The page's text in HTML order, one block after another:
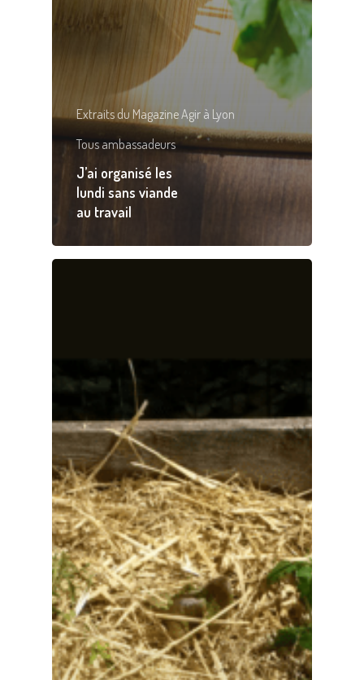
Extraits du Magazine Agir à Lyon
Tous ambassadeurs
J’ai organisé les
lundi sans viande
au travail